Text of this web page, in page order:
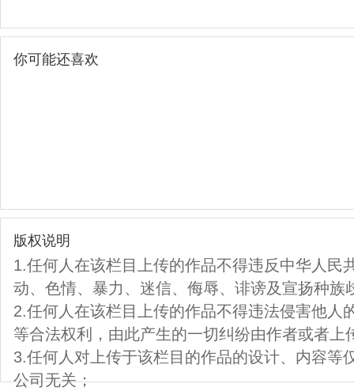
你可能还喜欢
版权说明
1.任何人在该栏目上传的作品不得违反中华人民
动、色情、暴力、迷信、侮辱、诽谤及宣扬种族
2.任何人在该栏目上传的作品不得违法侵害他人
等合法权利，由此产生的一切纠纷由作者或者上
3.任何人对上传于该栏目的作品的设计、内容等
公司无关；